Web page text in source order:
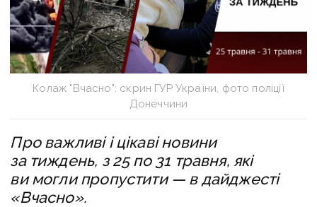
Колаж "Вчасно": скрин ГУР України, фото поліції
Донеччини
Про важливі і цікаві новини
за тиждень, з 25 по 31 травня, які
ви могли пропустити — в дайджесті
«Вчасно».